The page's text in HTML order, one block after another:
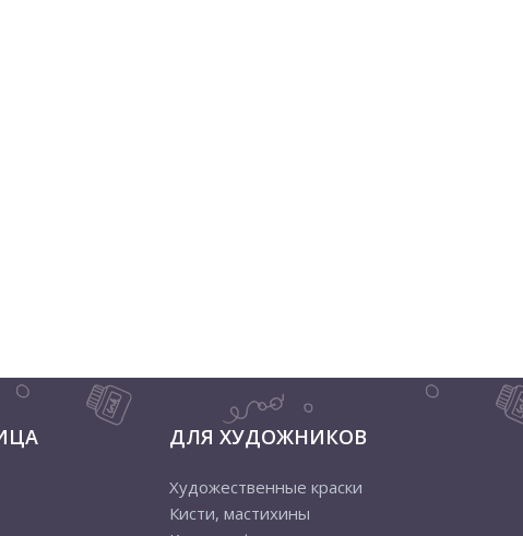
ДЛЯ ХУДОЖНИКОВ
Художественные краски
Кисти, мастихины